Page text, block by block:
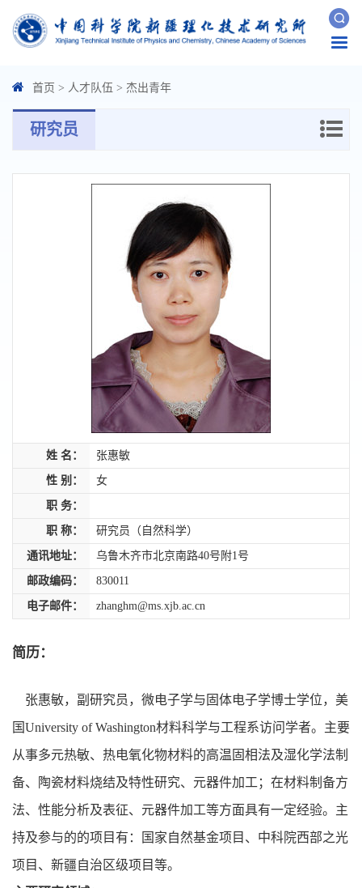
首页 > 人才队伍 > 杰出青年
研究员
姓 名： 张惠敏
性 别： 女
职 务：
职 称： 研究员（自然科学）
通讯地址： 乌鲁木齐市北京南路40号附1号
邮政编码： 830011
电子邮件： zhanghm@ms.xjb.ac.cn
简历：
张惠敏， 副研究员，微电子学与固体电子学博士学位，美
国University of Washington材料科学与工程系访问学者。主要
从事多元热敏、热电氧化物材料的高温固相法及湿化学法制
备、陶瓷材料烧结及特性研究、元器件加工；在材料制备方
法、性能分析及表征、元器件加工等方面具有一定经验。主
持及参与的的项目有：国家自然基金项目、中科院西部之光
项目、新疆自治区级项目等。